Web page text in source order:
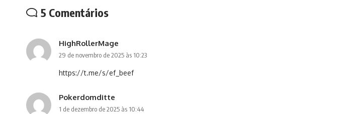
5 Comentários
HighRollerMage
29 de novembro de 2025 às 10:23
https://t.me/s/ef_beef
Pokerdomditte
1 de dezembro de 2025 às 10:44